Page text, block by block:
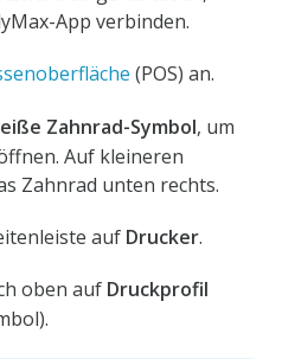
App verbinden.
(POS) an.
Zahnrad-Symbol, um
Auf kleineren
Zahnrad unten rechts.
auf Drucker.
oben auf Druckprofil